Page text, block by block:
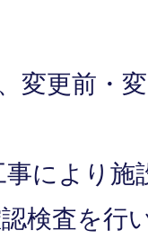
変更前・
により施
検査を行